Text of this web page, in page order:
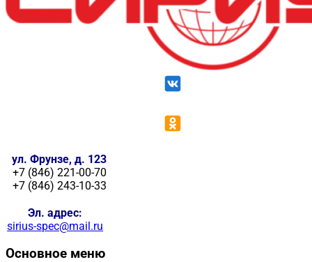
ул. Фрунзе, д. 123
+7 (846) 221-00-70
+7 (846) 243-10-33
Эл. адрес:
sirius-spec@mail.ru
Основное меню